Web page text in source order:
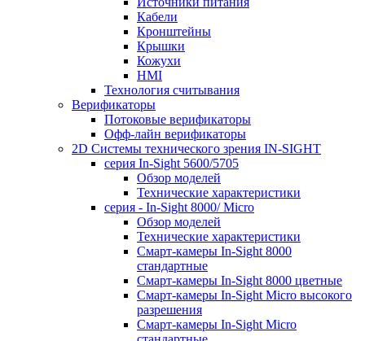
Кабели
Кронштейны
Крышки
Кожухи
HMI
Технология считывания
Верификаторы
Потоковые верификаторы
Офф-лайн верификаторы
2D Системы технического зрения IN-SIGHT
серия In-Sight 5600/5705
Обзор моделей
Технические характеристики
серия - In-Sight 8000/ Micro
Обзор моделей
Технические характеристики
Смарт-камеры In-Sight 8000
стандартные
Смарт-камеры In-Sight 8000 цветные
Смарт-камеры In-Sight Micro высокого
разрешения
Cмарт-камеры In-Sight Micro